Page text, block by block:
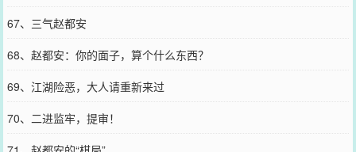
67、三气赵都安
68、赵都安：你的面子，算个什么东西？
69、江湖险恶，大人请重新来过
70、二进监牢，提审！